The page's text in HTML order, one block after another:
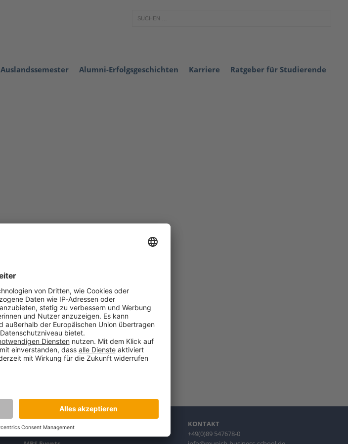
Auslandssemester Alumni-Erfolgsgeschichten Karriere Ratgeber für Studierende
HOCHSCHULE
Über die Munich Business School
KONTAKT
+49(0)89 547678-0